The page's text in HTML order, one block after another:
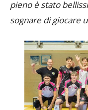
pieno è stato
sognare di giocare